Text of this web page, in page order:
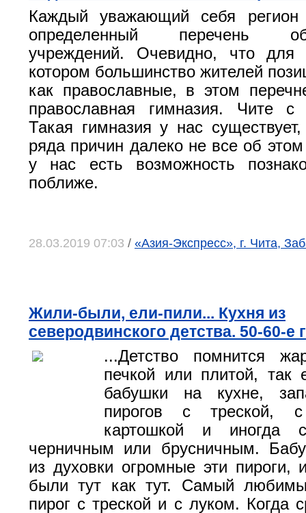
Каждый уважающий себя
определенный перечень
учреждений. Очевидно, что для
котором большинство жителей
как православные, в этом
православная гимназия. Чите с
Такая гимназия у нас
ряда причин далеко не все об
у нас есть возможность
поближе.
28.03.2019 07:03 / «Азия-Экспресс», г. Чита,
Жили-были, ели-пили... Кухня из
северодвинского детства. 50-60-е
...Детство помнится
печкой или плитой, так
бабушки на кухне,
пирогов с треской,
картошкой и иногда
черничным или брусничным.
из духовки огромные эти пироги,
были тут как тут. Самый
пирог с треской и с луком. Когда